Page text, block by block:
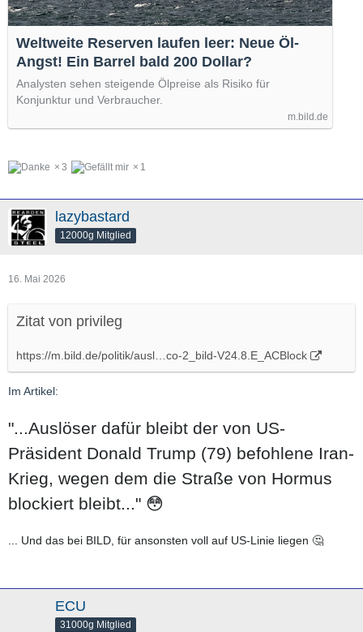
Weltweite Reserven laufen leer: Neue Öl-
Angst! Ein Barrel bald 200 Dollar?
Analysten sehen steigende Ölpreise als Risiko für
Konjunktur und Verbraucher.
m.bild.de
3 1
lazybastard
12000g Mitglied
16. Mai 2026
Zitat von privileg
https://m.bild.de/politik/ausl…co-2_bild-V24.8.E_ACBlock
Im Artikel:
"...Auslöser dafür bleibt der von US-
Präsident Donald Trump (79) befohlene Iran-
Krieg, wegen dem die Straße von Hormus
blockiert bleibt..." 😳
... Und das bei BILD, für ansonsten voll auf US-Linie liegen 🤔
ECU
31000g Mitglied